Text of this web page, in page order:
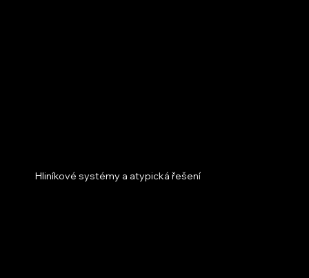
Hliníkové systémy a atypická řešení